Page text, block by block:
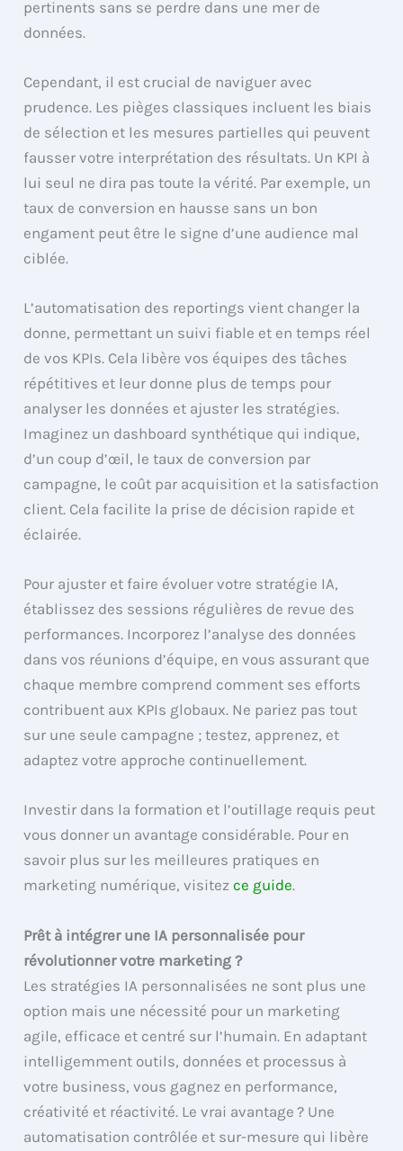
pertinents sans se perdre dans une mer de
données.
Cependant, il est crucial de naviguer avec
prudence. Les pièges classiques incluent les biais
de sélection et les mesures partielles qui peuvent
fausser votre interprétation des résultats. Un KPI à
lui seul ne dira pas toute la vérité. Par exemple, un
taux de conversion en hausse sans un bon
engament peut être le signe d’une audience mal
ciblée.
L’automatisation des reportings vient changer la
donne, permettant un suivi fiable et en temps réel
de vos KPIs. Cela libère vos équipes des tâches
répétitives et leur donne plus de temps pour
analyser les données et ajuster les stratégies.
Imaginez un dashboard synthétique qui indique,
d’un coup d’œil, le taux de conversion par
campagne, le coût par acquisition et la satisfaction
client. Cela facilite la prise de décision rapide et
éclairée.
Pour ajuster et faire évoluer votre stratégie IA,
établissez des sessions régulières de revue des
performances. Incorporez l’analyse des données
dans vos réunions d’équipe, en vous assurant que
chaque membre comprend comment ses efforts
contribuent aux KPIs globaux. Ne pariez pas tout
sur une seule campagne ; testez, apprenez, et
adaptez votre approche continuellement.
Investir dans la formation et l’outillage requis peut
vous donner un avantage considérable. Pour en
savoir plus sur les meilleures pratiques en
marketing numérique, visitezce guide.
Prêt à intégrer une IA personnalisée pour
révolutionner votre marketing ?
Les stratégies IA personnalisées ne sont plus une
option mais une nécessité pour un marketing
agile, efficace et centré sur l’humain. En adaptant
intelligemment outils, données et processus à
votre business, vous gagnez en performance,
créativité et réactivité. Le vrai avantage ? Une
automatisation contrôlée et sur-mesure qui libère